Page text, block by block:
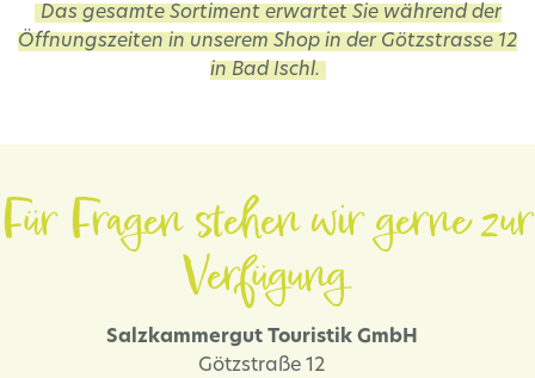
Das gesamte Sortiment erwartet Sie während der
Öffnungszeiten in unserem Shop in der Götzstrasse 12
in Bad Ischl.
Für Fragen stehen wir gerne zur
Verfügung.
Salzkammergut Touristik GmbH
Götzstraße 12